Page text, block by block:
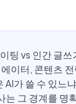
팅 vs 인간 글
이터, 콘텐츠
AI가 쓸 수 있느
는 그 경계를 명